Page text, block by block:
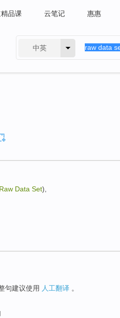
品课 云笔记 惠惠
中英
Raw Data Set),
句建议使用 人工翻译 。